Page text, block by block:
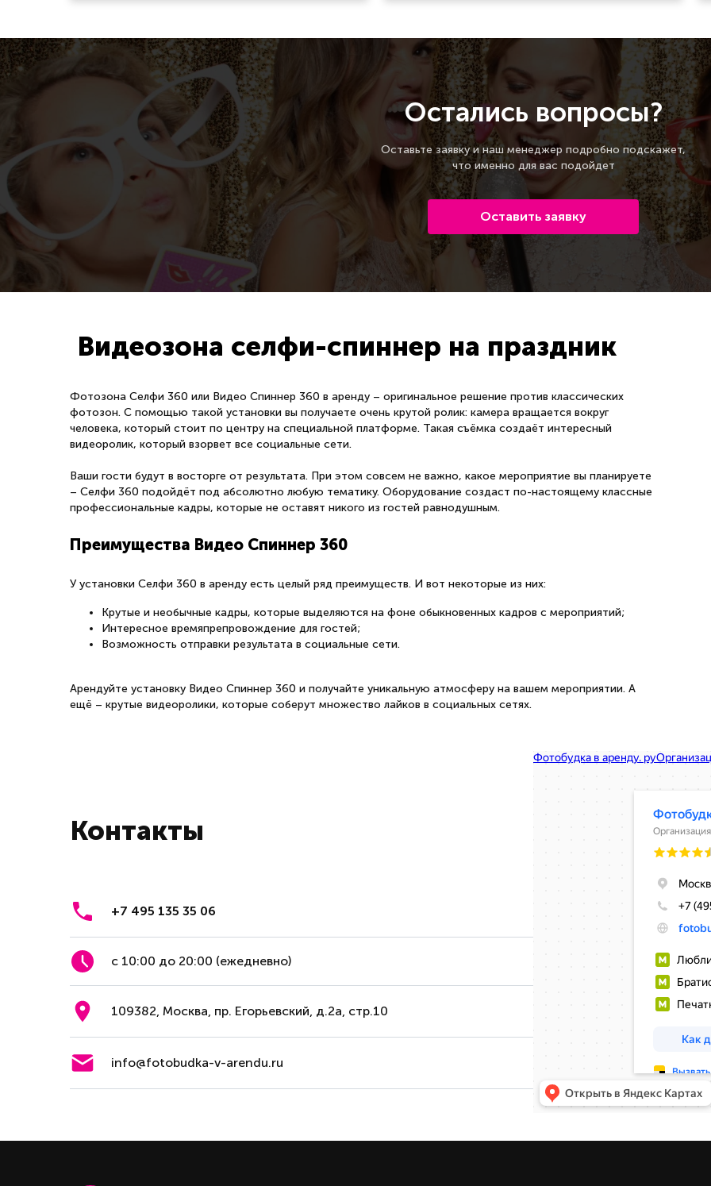
Остались вопросы?
Оставьте заявку и наш менеджер подробно подскажет,
что именно для вас подойдет
Оставить заявку
Видеозона селфи-спиннер на праздник
Фотозона Селфи 360 или Видео Спиннер 360 в аренду – оригинальное решение против классических
фотозон. С помощью такой установки вы получаете очень крутой ролик: камера вращается вокруг
человека, который стоит по центру на специальной платформе. Такая съёмка создаёт интересный
видеоролик, который взорвет все социальные сети.
Ваши гости будут в восторге от результата. При этом совсем не важно, какое мероприятие вы планируете
– Селфи 360 подойдёт под абсолютно любую тематику. Оборудование создаст по-настоящему классные
профессиональные кадры, которые не оставят никого из гостей равнодушным.
Преимущества Видео Спиннер 360
У установки Селфи 360 в аренду есть целый ряд преимуществ. И вот некоторые из них:
Крутые и необычные кадры, которые выделяются на фоне обыкновенных кадров с мероприятий;
Интересное времяпрепровождение для гостей;
Возможность отправки результата в социальные сети.
Арендуйте установку Видео Спиннер 360 и получайте уникальную атмосферу на вашем мероприятии. А
ещё – крутые видеоролики, которые соберут множество лайков в социальных сетях.
Контакты
+7 495 135 35 06
с 10:00 до 20:00 (ежедневно)
109382, Москва, пр. Егорьевский, д.2а, стр.10
info@fotobudka-v-arendu.ru